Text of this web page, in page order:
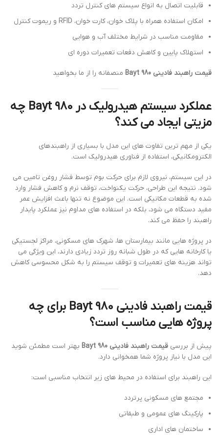
قابلیت اتصال به انواع سیستم های کنترل تردد
امکان استفاده همراه با پلاک خوان، کارت خوان، RFID و ریموت کنترل
مقاومت مناسب در شرایط مختلف آب و هوایی
استهلاک پایین و کاهش دفعات تعمیرات دوره ای
قیمت راهبند فادینی Bayt 980 منصفانه را از ما بخواهید
عملکرد سیستم هیدرولیک در Bayt 980 چه
مزیتی ایجاد می کند؟
یکی از مهم ترین تفاوت های این مدل با بسیاری از راهبندهای
الکترومکانیکی، استفاده از فناوری هیدرولیک است.
در این سیستم، نیروی لازم برای حرکت بوم توسط فشار روغن تامین می
شود. نتیجه این طراحی، حرکت یکنواخت، توقف نرم و کاهش فشار وارد
شده به قطعات مکانیکی است. این موضوع نه تنها باعث افزایش عمر
مفید دستگاه می شود، بلکه در استفاده های مداوم نیز عملکرد پایدار
راهبند را حفظ می کند.
در پروژه هایی مانند بیمارستان ها، شهرک های مسکونی، مراکز لجستیکی
یا کارخانه هایی که در طول شبانه روز تردد زیادی دارند، این ویژگی می
تواند هزینه های تعمیرات و توقف سیستم را به شکل محسوسی کاهش
دهد.
قیمت راهبند فادینی Bayt 980 برای چه
پروژه هایی مناسب است؟
پیش از بررسی قیمت راهبند فادینی Bayt 980
بهتر است مطمئن شوید
این مدل با نیاز پروژه شما همخوانی دارد.
این راهبند برای استفاده در محیط های زیر انتخاب مناسبی است:
مجتمع های مسکونی پرتردد
پارکینگ های عمومی و طبقاتی
ساختمان های اداری